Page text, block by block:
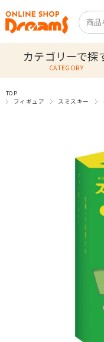
カテゴリーで探
CATEGORY
TOP
フィギュア
スミスキー